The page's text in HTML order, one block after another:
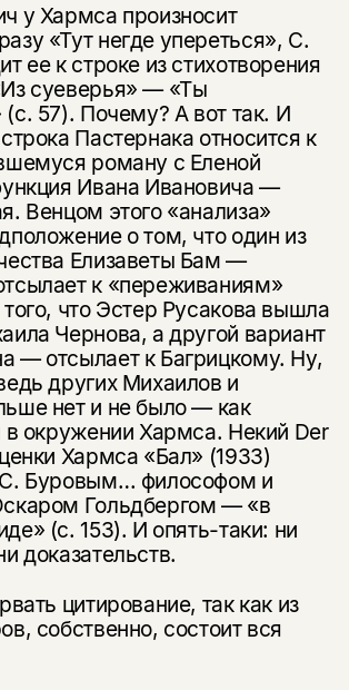
у Хармса произносит
«Тут негде упереться», С.
ее к строке из стихотворения
суеверья» — «Ты
57). Почему? А вот так. И
Пастернака относится к
роману с Еленой
Ивана Ивановича —
Венцом этого «анализа»
о том, что один из
Елизаветы Бам —
к «переживаниям»
что Эстер Русакова вышла
Чернова, а другой вариант
— отсылает к Багрицкому. Ну,
других Михаилов и
нет и не было — как
в окружении Хармса. Некий Der
Хармса «Бал» (1933)
С. Буровым… философом и
Гольдбергом — «в
(с. 153). И опять-таки: ни
доказательств.
цитирование, так как из
собственно, состоит вся